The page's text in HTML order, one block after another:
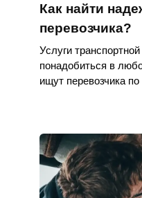
Как найти
перевозчика?
Услуги
понадобиться в
ищут перевозчика